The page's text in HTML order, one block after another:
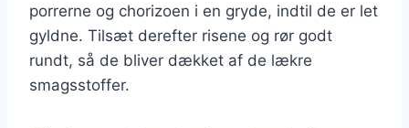
porrerne og chorizoen i en gryde, indtil de er let
gyldne. Tilsæt derefter risene og rør godt
rundt, så de bliver dækket af de lækre
smagsstoffer.